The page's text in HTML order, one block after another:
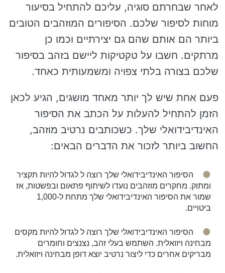
לאחר שבחרתם סוגיה, עליכם להתחיל בסיעור
מוחות לסיפור שלכם. הסיפורים המוזהבים הטובים
ביותר הם אותם שהם גם יצירתיים וכמו כן
מרתקים. חשבו על טקטיקות ליישם בזהב בסיפור
שלכם בצורה בלתי צפויה ומשמעותית כאחד.
פעם אחת שיש לך יותר מאחד מושגים, הגיע לכאן
הזמן להתחיל להעלות על הכתב את הסיפור
האינדיבידואלי שלך. כשכותבים נרטיב מוזהב,
החשוב ביותר לזכור את הדברים הבאים:
הסיפור האינדיבידואלי שלך רוצה ל לגדול להיות תקציר
ומתוק. מחקרים מוזהבים נועדו לשיתוף פתאום ובפשטות, אז
שמור את הסיפור האינדיבידואלי שלך מתחת ל-1,000
ביטויים.
הסיפור האינדיבידואלי שלך רוצה ל לגדול להיות מקסים
מבחינה ויזואלית. השתמש בעלי זהב, נצנצים וחומרים
מבריקים אחרים כדי ליצור נרטיב יוצא דופן מבחינה ויזואלית.